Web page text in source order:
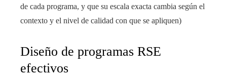
de cada programa, y que su escala exacta cambia según el
contexto y el nivel de calidad con que se apliquen)
Diseño de programas RSE
efectivos